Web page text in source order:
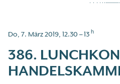
Do, 7. März 2019, 12.30 – 13 h
386.